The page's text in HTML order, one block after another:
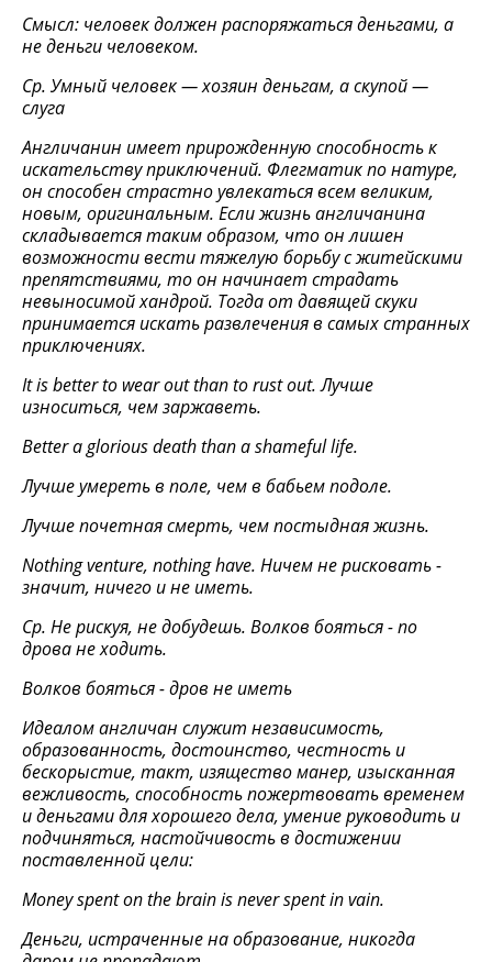
Смысл: человек должен распоряжаться деньгами, а
не деньги человеком.
Ср. Умный человек — хозяин деньгам, а скупой —
слуга
Англичанин имеет прирожденную способность к
искательству приключений. Флегматик по натуре,
он способен страстно увлекаться всем великим,
новым, оригинальным. Если жизнь англичанина
складывается таким образом, что он лишен
возможности вести тяжелую борьбу с житейскими
препятствиями, то он начинает страдать
невыносимой хандрой. Тогда от давящей скуки
принимается искать развлечения в самых странных
приключениях.
It is better to wear out than to rust out.Лучше
износиться, чемзаржаветь.
Better a glorious death than a shameful life.
Лучше умереть в поле, чем в бабьем подоле.
Лучше почетная смерть, чем постыдная жизнь.
Nothing venture, nothing have. Ничем не рисковать -
значит, ничего и не иметь.
Ср. Не рискуя, не добудешь. Волков бояться - по
дрова не ходить.
Волков бояться - дров не иметь
Идеалом англичан служит независимость,
образованность, достоинство, честность и
бескорыстие, такт, изящество манер, изысканная
вежливость, способность пожертвовать временем
и деньгами для хорошего дела, умение руководить и
подчиняться, настойчивость в достижении
поставленной цели:
Money spent on the brain is never spent in vain.
Деньги, истраченные на образование, никогда